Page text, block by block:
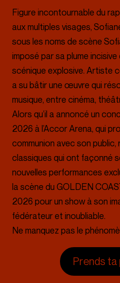
Figure incontournable du
aux multiples visages,
sous les noms de scène
imposé par sa plume
scénique explosive. Artiste
a su bâtir une œuvre qui
musique, entre cinéma,
Alors qu’il a annoncé un
2026 à l’Accor Arena, qui
communion avec son public,
classiques qui ont façonné
nouvelles performances
la scène du GOLDEN
2026 pour un show à son
fédérateur et inoubliable.
Ne manquez pas le
Prends ta